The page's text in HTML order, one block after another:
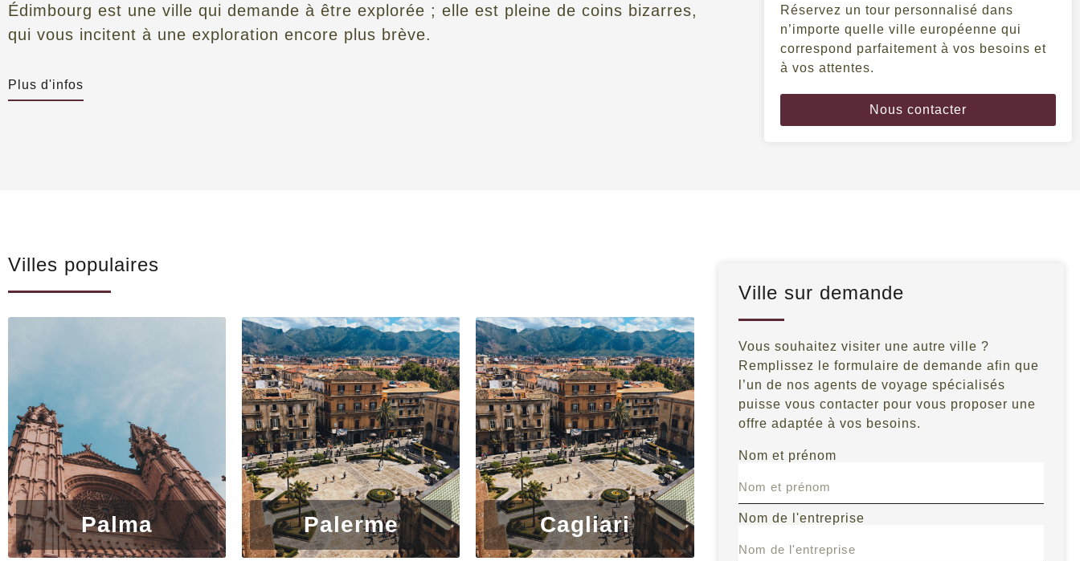
Édimbourg est une ville qui demande à être explorée ; elle est pleine de coins bizarres,
qui vous incitent à une exploration encore plus brève.
L’une des villes les plus étonnantes de toute l’Europe est Édimbourg, qui s’étend sur un certain nombre de
Les grands penseurs du siècle des Lumières écossais ont donné à Édimbourg le surnom d' »Athènes du
philosophie et de science. Le plus grand festival artistique du monde s’y tient chaque été, renaissant tel un
phénix des cendres des critiques élogieuses et des records du box-office de l’année précédente pour générer
une nouvelle série de récompenses. Le parlement écossais se réunit à nouveau ici, sous les temples grecs de
Calton Hill, qui sert d’acropole à Édimbourg, après une absence de 300 ans.
Le vieux Reekie
Édimbourg est également connue sous le nom d’Auld Reekie, un lieu rustique qui snobe d’un doigt impudent
les prétentions des littéraires. La ville d’Auld Reekie regorge de bars turbulents et animés et de restaurants
opulents, de fêtes et de beuveries nocturnes, de poètes qui carburent à la bière et de comédiens mal
embouchés. C’est l’endroit qui a attiré Robert Louis Stevenson loin de ses cours de droit pour qu’il puisse
enquêter sur les saloons et la vie des rues de la vieille ville du XIXe siècle. Et c’est Beltane, la fête païenne
du 1er mai, où des fêtards à moitié nus dansent à la lueur vacillante des feux de joie, sous l’indifférence des
monuments à piliers de Calton Hill.
Plus d'infos
Réservez un tour personnalisé dans
n’importe quelle ville européenne qui
correspond parfaitement à vos besoins et
à vos attentes.
Nous contacter
Villes populaires
Palma Palerme Cagliari
Ville sur demande
Vous souhaitez visiter une autre ville ?
Remplissez le formulaire de demande afin que
l’un de nos agents de voyage spécialisés
puisse vous contacter pour vous proposer une
offre adaptée à vos besoins.
Nom et prénom
Nom de l'entreprise